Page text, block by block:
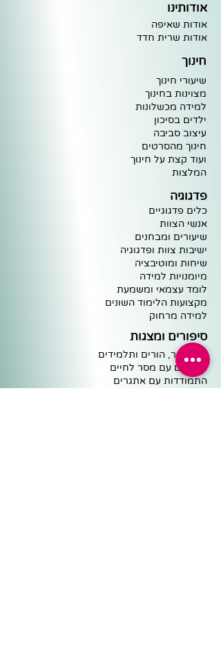
אודותינו
אודות שאיפה
אודות שרית חדד
חינוך
שיעורי חינוך
מצוינות בחינוך
למידה מכשלונות
ילדים בסיכון
עיצוב סביבה
חינוך מהסרטים
ועוד קצת על חינוך
המלצות
פדגוגיה
כלים פדגוגיים
אנשי הצוות
שיעורים ומבחנים
ישיבות צוות ופדגוגיה
שיחות ומוטיבציה
מיומנויות למידה
לומד עצמאי ומשמעת
מקצועות הלימוד השונים
למידה מרחוק
סיפורים ומצגות
בתי ספר, הורים ותלמידים
סיפורים עם מסר לחיים
התמודדות עם אתגרים